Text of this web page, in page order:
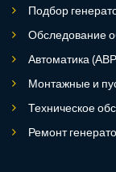
Подбор
Обследование
Автоматика
Монтажные и
Техническое
Ремонт